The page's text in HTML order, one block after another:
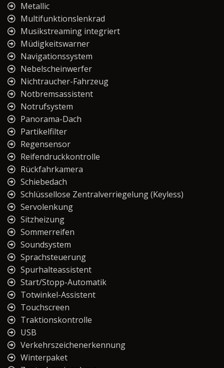
Metallic
Multifunktionslenkrad
Musikstreaming integriert
Müdigkeitswarner
Navigationssystem
Nebelscheinwerfer
Nichtraucher-Fahrzeug
Notbremsassistent
Notrufsystem
Panorama-Dach
Partikelfilter
Regensensor
Reifendruckkontrolle
Rückfahrkamera
Schiebedach
Schlüssellose Zentralverriegelung (Keyless)
Servolenkung
Sitzheizung
Sommerreifen
Soundsystem
Sprachsteuerung
Spurhalteassistent
Start/Stopp-Automatik
Totwinkel-Assistent
Touchscreen
Traktionskontrolle
USB
Verkehrszeichenerkennung
Winterpaket